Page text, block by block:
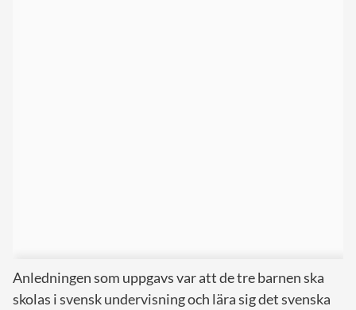
Anledningen som uppgavs var att de tre barnen ska
skolas i svensk undervisning och lära sig det svenska